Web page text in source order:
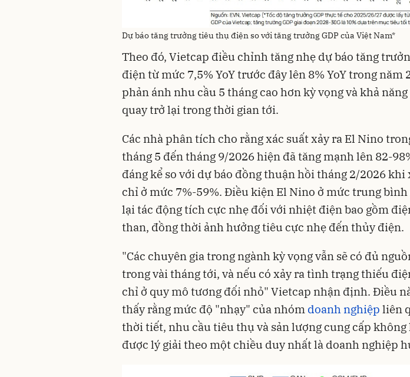
Dự báo tăng trưởng tiêu thụ điện so với tăng trưởng GDP của Việt Nam*
Theo đó, Vietcap điều chỉnh tăng nhẹ dự báo tăng
điện từ mức 7,5% YoY trước đây lên 8% YoY trong năm
phản ánh nhu cầu 5 tháng cao hơn kỳ vọng và khả
quay trở lại trong thời gian tới.
Các nhà phân tích cho rằng xác suất xảy ra El Nino
tháng 5 đến tháng 9/2026 hiện đã tăng mạnh lên 82-
đáng kể so với dự báo đồng thuận hồi tháng 2/2026 khi
chỉ ở mức 7%-59%. Điều kiện El Nino ở mức trung bình
lại tác động tích cực nhẹ đối với nhiệt điện bao gồm
than, đồng thời ảnh hưởng tiêu cực nhẹ đến thủy điện.
"Các chuyên gia trong ngành kỳ vọng vẫn sẽ có đủ
trong vài tháng tới, và nếu có xảy ra tình trạng thiếu
chỉ ở quy mô tương đối nhỏ" Vietcap nhận định. Điều
thấy rằng mức độ "nhạy" của nhóm doanh nghiệp liên
thời tiết, nhu cầu tiêu thụ và sản lượng cung cấp không
được lý giải theo một chiều duy nhất là doanh nghiệp